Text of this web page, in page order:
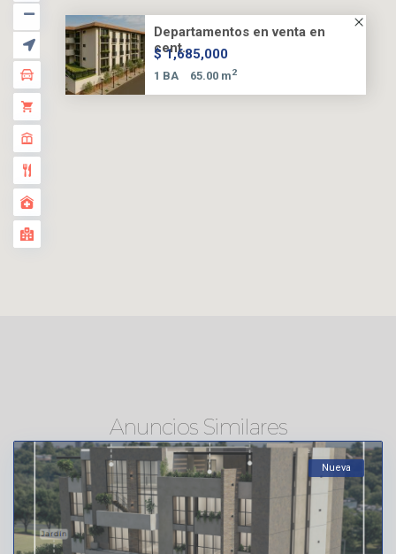
Departamentos en venta en
cent...
$ 1,685,000
1 BA 65.00 m2
Anuncios Similares
Nueva